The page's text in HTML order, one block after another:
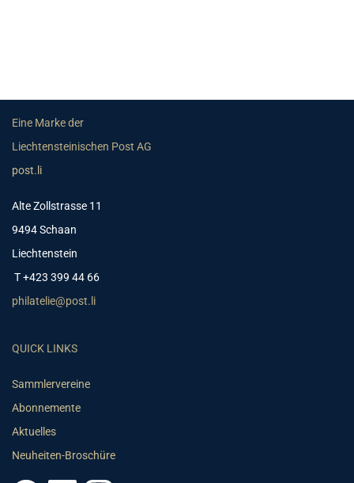
Eine Marke der
Liechtensteinischen Post AG
post.li
Alte Zollstrasse 11
9494 Schaan
Liechtenstein
T +423 399 44 66
philatelie@post.li
QUICK LINKS
Sammlervereine
Abonnemente
Aktuelles
Neuheiten-Broschüre